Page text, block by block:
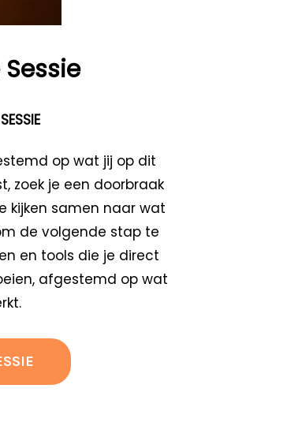
Sessie
op wat jij op dit
zoek je een doorbraak
kijken samen naar wat
de volgende stap te
en tools die je direct
afgestemd op wat